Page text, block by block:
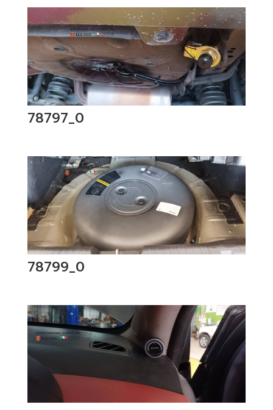
78797_0
78799_0